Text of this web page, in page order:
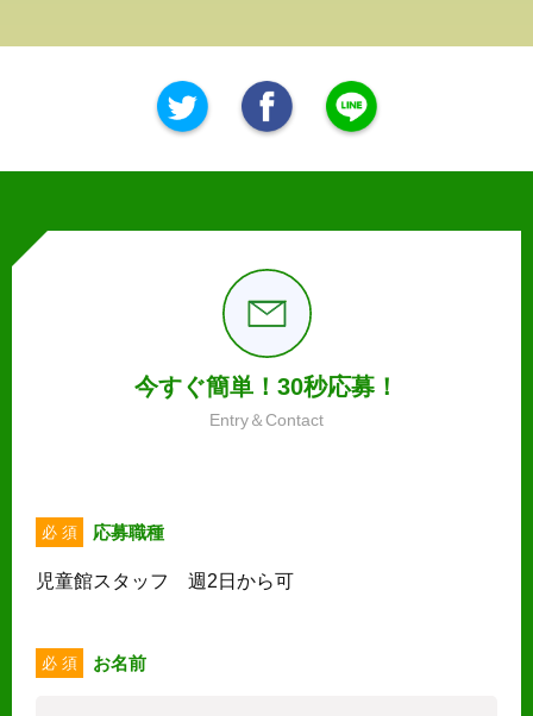
今すぐ簡単！30秒応募！
Entry＆Contact
必 須 応募職種
児童館スタッフ 週2日から可
必 須 お名前